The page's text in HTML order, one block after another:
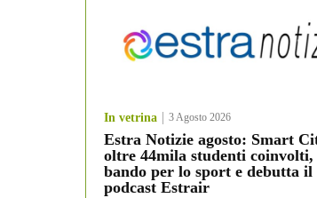
In vetrina 3 Agosto 2026
Estra Notizie agosto: Smart
oltre 44mila studenti
bando per lo sport e debutta il
podcast Estrair